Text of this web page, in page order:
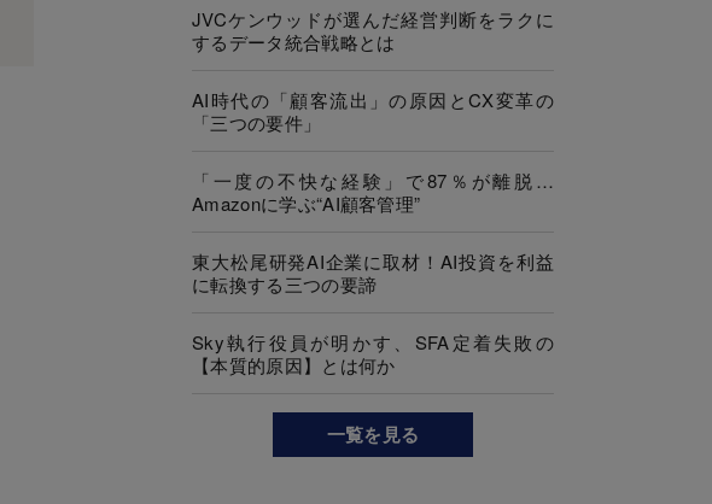
JVCケンウッドが選んだ経営判断をラクに
するデータ統合戦略とは
AI時代の「顧客流出」の原因とCX変革の
「三つの要件」
「一度の不快な経験」で87％が離脱…
Amazonに学ぶ“AI顧客管理”
東大松尾研発AI企業に取材！AI投資を利益
に転換する三つの要諦
Sky執行役員が明かす、SFA定着失敗の
【本質的原因】とは何か
一覧を見る